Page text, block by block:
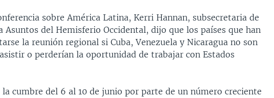
sobre América Latina, Kerri Hannan, subsecretaria de
Asuntos del Hemisferio Occidental, dijo que los países que han
la reunión regional si Cuba, Venezuela y Nicaragua no son
o perderían la oportunidad de trabajar con Estados
cumbre del 6 al 10 de junio por parte de un número creciente